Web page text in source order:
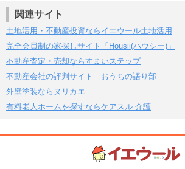
関連サイト
土地活用・不動産投資ならイエウール土地活用
完全会員制の家探しサイト「Housii(ハウシー)」
不動産査定・売却ならすまいステップ
不動産会社の評判サイト｜おうちの語り部
外壁塗装ならヌリカエ
有料老人ホームを探すならケアスル 介護